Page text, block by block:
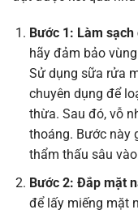
Bước 1: Làm
hãy đảm bảo
Sử dụng sữa rửa
chuyên dụng để
thừa. Sau đó, vỗ
thoáng. Bước này
thẩm thấu sâu
Bước 2: Đắp mặt
để lấy miếng mặt